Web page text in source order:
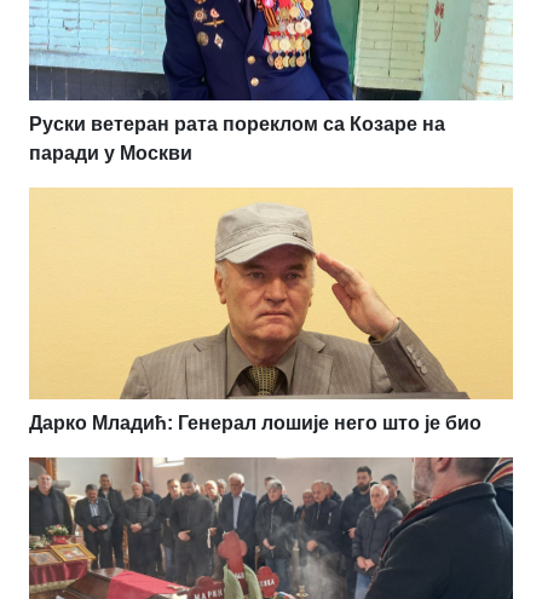
Руски ветеран рата пореклом са Козаре на
паради у Москви
Дарко Младић: Генерал лошије него што је био